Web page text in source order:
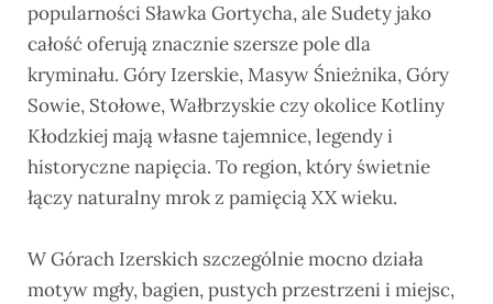
popularności Sławka Gortycha, ale Sudety jako
całość oferują znacznie szersze pole dla
kryminału. Góry Izerskie, Masyw Śnieżnika, Góry
Sowie, Stołowe, Wałbrzyskie czy okolice Kotliny
Kłodzkiej mają własne tajemnice, legendy i
historyczne napięcia. To region, który świetnie
łączy naturalny mrok z pamięcią XX wieku.
W Górach Izerskich szczególnie mocno działa
motyw mgły, bagien, pustych przestrzeni i miejsc,